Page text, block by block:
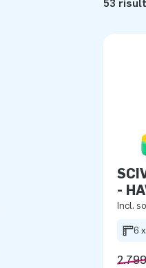
53
-
Incl.
6